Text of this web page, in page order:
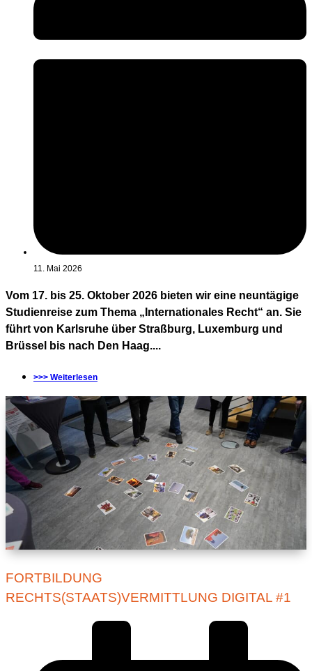
11. Mai 2026
Vom 17. bis 25. Oktober 2026 bieten wir eine neuntägige
Studienreise zum Thema „Internationales Recht“ an. Sie
führt von Karlsruhe über Straßburg, Luxemburg und
Brüssel bis nach Den Haag....
>>> Weiterlesen
FORTBILDUNG
RECHTS(STAATS)VERMITTLUNG DIGITAL #1